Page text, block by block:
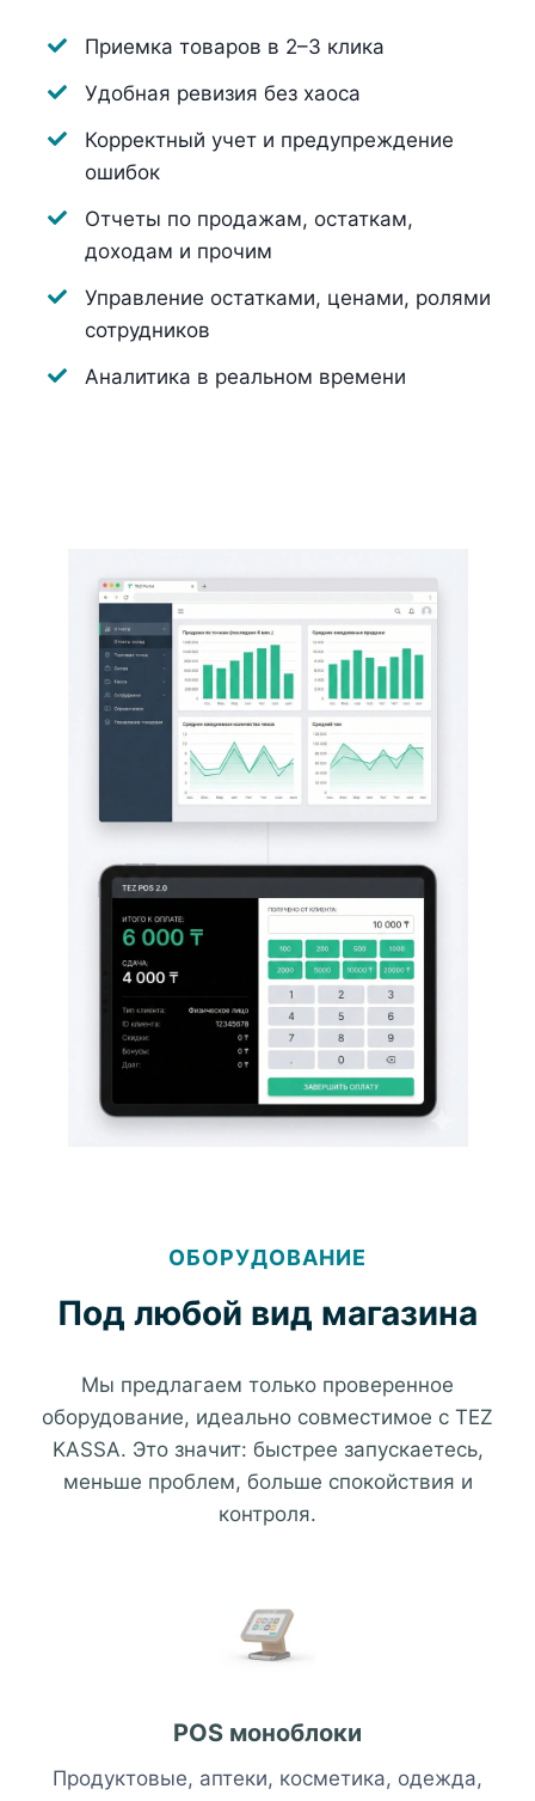
Приемка товаров в 2–3 клика
Удобная ревизия без хаоса
Корректный учет и предупреждение
ошибок
Отчеты по продажам, остаткам,
доходам и прочим
Управление остатками, ценами, ролями
сотрудников
Аналитика в реальном времени
ОБОРУДОВАНИЕ
Под любой вид магазина
Мы предлагаем только проверенное
оборудование, идеально совместимое с TEZ
KASSA. Это значит: быстрее запускаетесь,
меньше проблем, больше спокойствия и
контроля.
POS моноблоки
Продуктовые, аптеки, косметика, одежда,